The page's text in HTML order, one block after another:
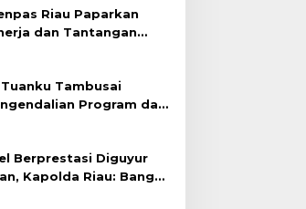
Riau Paparkan
dan Tantangan
dalam RDP
Tambusai
Program dan
Doktrin TNI AD
Berprestasi Diguyur
Kapolda Riau: Bangun
Publik dengan Karya